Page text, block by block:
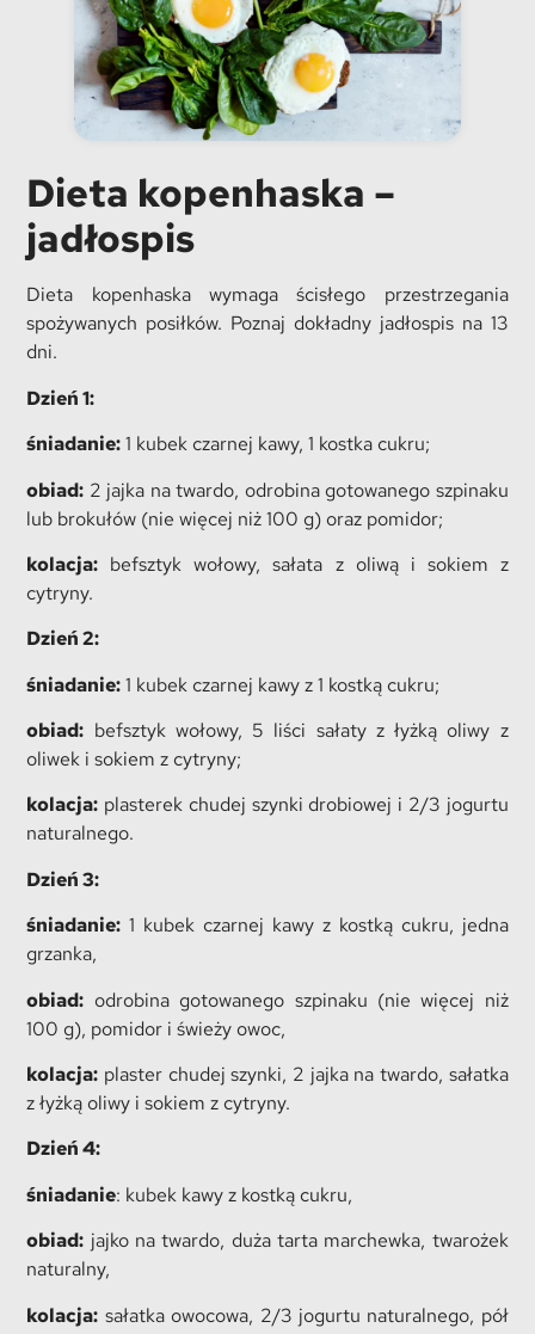
Dieta kopenhaska –
jadłospis
Dieta kopenhaska wymaga ścisłego przestrzegania
spożywanych posiłków. Poznaj dokładny jadłospis na 13
dni.
Dzień 1:
śniadanie:1 kubek czarnej kawy, 1 kostka cukru;
obiad: 2 jajka na twardo, odrobina gotowanego szpinaku
lub brokułów (nie więcej niż 100 g) oraz pomidor;
kolacja: befsztyk wołowy, sałata z oliwą i sokiem z
cytryny.
Dzień 2:
śniadanie:1 kubek czarnej kawy z 1 kostką cukru;
obiad: befsztyk wołowy, 5 liści sałaty z łyżką oliwy z
oliwek i sokiem z cytryny;
kolacja: plasterek chudej szynki drobiowej i 2/3 jogurtu
naturalnego.
Dzień 3:
śniadanie: 1 kubek czarnej kawy z kostką cukru, jedna
grzanka,
obiad: odrobina gotowanego szpinaku (nie więcej niż
100 g), pomidor i świeży owoc,
kolacja: plaster chudej szynki, 2 jajka na twardo, sałatka
z łyżką oliwy i sokiem z cytryny.
Dzień 4:
śniadanie: kubek kawy z kostką cukru,
obiad: jajko na twardo, duża tarta marchewka, twarożek
naturalny,
kolacja: sałatka owocowa, 2/3 jogurtu naturalnego, pół